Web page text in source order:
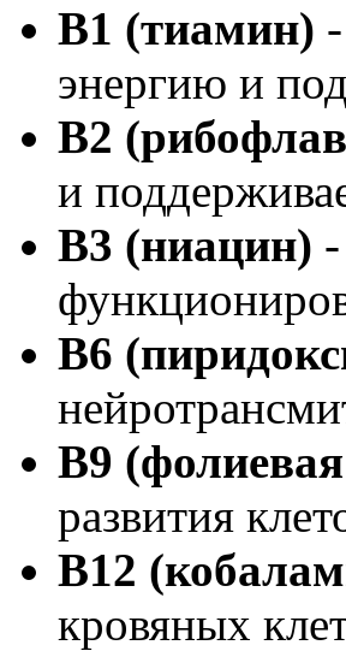
B1 (тиамин)
энергию и
B2
и
B3 (ниацин)
B6
B9
развития
B12
кровяных